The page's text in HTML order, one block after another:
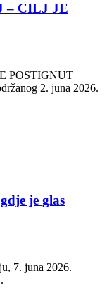
– CILJ JE
POSTIGNUT
2. juna 2026.
je glas
7. juna 2026.